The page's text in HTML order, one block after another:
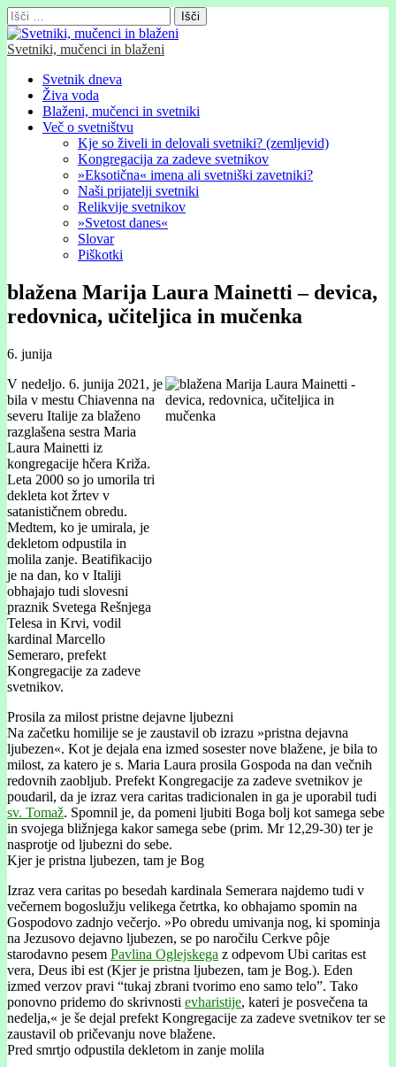
Išči:
Svetniki, mučenci in blaženi
Glavni
meni
Skip
content
Svetnik dneva
Živa voda
Blaženi, mučenci in svetniki
Več o svetništvu
Kje so živeli in delovali svetniki? (zemljevid)
Kongregacija za zadeve svetnikov
»Eksotična« imena ali svetniški zavetniki?
Naši prijatelji svetniki
Relikvije svetnikov
»Svetost danes«
Slovar
Piškotki
blažena Marija Laura Mainetti – devica,
redovnica, učiteljica in mučenka
6. junija
V nedeljo. 6. junija 2021, je
bila v mestu Chiavenna na
severu Italije za blaženo
razglašena sestra Maria
Laura Mainetti iz
kongregacije hčera Križa.
Leta 2000 so jo umorila tri
dekleta kot žrtev v
satanističnem obredu.
Medtem, ko je umirala, je
dekletom odpustila in
molila zanje. Beatifikacijo
je na dan, ko v Italiji
obhajajo tudi slovesni
praznik Svetega Rešnjega
Telesa in Krvi, vodil
kardinal Marcello
Semeraro, prefekt
Kongregacije za zadeve
svetnikov.
Prosila za milost pristne dejavne ljubezni
Na začetku homilije se je zaustavil ob izrazu »pristna dejavna
ljubezen«. Kot je dejala ena izmed sosester nove blažene, je bila to
milost, za katero je s. Maria Laura prosila Gospoda na dan večnih
redovnih zaobljub. Prefekt Kongregacije za zadeve svetnikov je
poudaril, da je izraz vera caritas tradicionalen in ga je uporabil tudi
sv. Tomaž. Spomnil je, da pomeni ljubiti Boga bolj kot samega sebe
in svojega bližnjega kakor samega sebe (prim. Mr 12,29-30) ter je
nasprotje od ljubezni do sebe.
Kjer je pristna ljubezen, tam je Bog
Izraz vera caritas po besedah kardinala Semerara najdemo tudi v
večernem bogoslužju velikega četrtka, ko obhajamo spomin na
Gospodovo zadnjo večerjo. »Po obredu umivanja nog, ki spominja
na Jezusovo dejavno ljubezen, se po naročilu Cerkve pôje
starodavno pesem Pavlina Oglejskega z odpevom Ubi caritas est
vera, Deus ibi est (Kjer je pristna ljubezen, tam je Bog.). Eden
izmed verzov pravi “tukaj zbrani tvorimo eno samo telo”. Tako
ponovno pridemo do skrivnosti evharistije, kateri je posvečena ta
nedelja,« je še dejal prefekt Kongregacije za zadeve svetnikov ter se
zaustavil ob pričevanju nove blažene.
Pred smrtjo odpustila dekletom in zanje molila